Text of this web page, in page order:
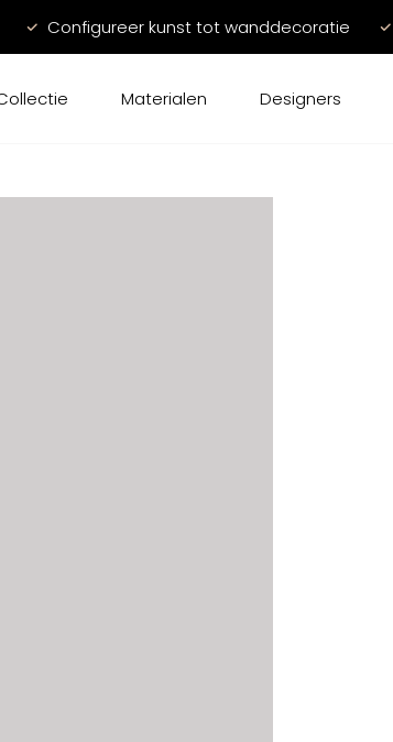
Configureer kunst tot wanddecoratie
Materialen Designers